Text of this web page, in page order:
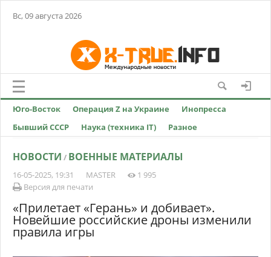
Вс, 09 августа 2026
Юго-Восток Операция Z на Украине
Инопресса
Бывший СССР
Наука (техника IT) Разное
НОВОСТИ / ВОЕННЫЕ МАТЕРИАЛЫ
16-05-2025, 19:31 MASTER
1 995
Версия для печати
«Прилетает «Герань» и добивает».
Новейшие российские дроны изменили
правила игры